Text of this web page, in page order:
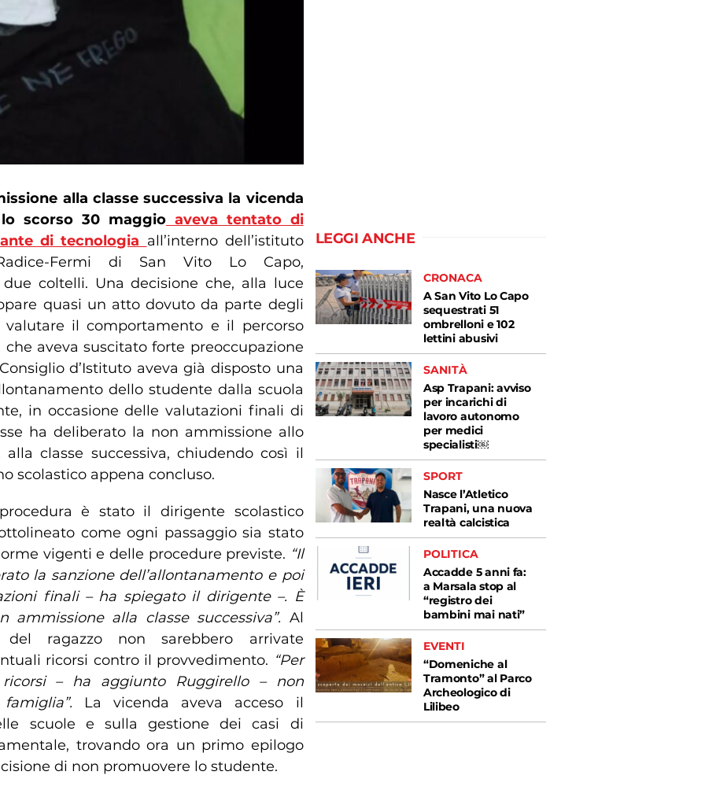
alla classe successiva la vicenda
scorso 30 maggio aveva tentato di
di tecnologia all’interno dell’istituto
Fermi di San Vito Lo Capo,
coltelli. Una decisione che, alla luce
quasi un atto dovuto da parte degli
il comportamento e il percorso
che aveva suscitato forte preoccupazione
d’Istituto aveva già disposto una
dello studente dalla scuola
in occasione delle valutazioni finali di
ha deliberato la non ammissione allo
classe successiva, chiudendo così il
scolastico appena concluso.
è stato il dirigente scolastico
come ogni passaggio sia stato
vigenti e delle procedure previste. “Il
la sanzione dell’allontanamento e poi
finali – ha spiegato il dirigente –. È
alla classe successiva”. Al
ragazzo non sarebbero arrivate
ricorsi contro il provvedimento. “Per
– ha aggiunto Ruggirello – non
La vicenda aveva acceso il
scuole e sulla gestione dei casi di
trovando ora un primo epilogo
di non promuovere lo studente.
LEGGI ANCHE
CRONACA
A San Vito Lo Capo
sequestrati 51
ombrelloni e 102
lettini abusivi
SANITÀ
Asp Trapani: avviso
per incarichi di
lavoro autonomo
per medici
specialisti￼
SPORT
Nasce l’Atletico
Trapani, una nuova
realtà calcistica
POLITICA
Accadde 5 anni fa:
a Marsala stop al
“registro dei
bambini mai nati”
EVENTI
“Domeniche al
Tramonto” al Parco
Archeologico di
Lilibeo